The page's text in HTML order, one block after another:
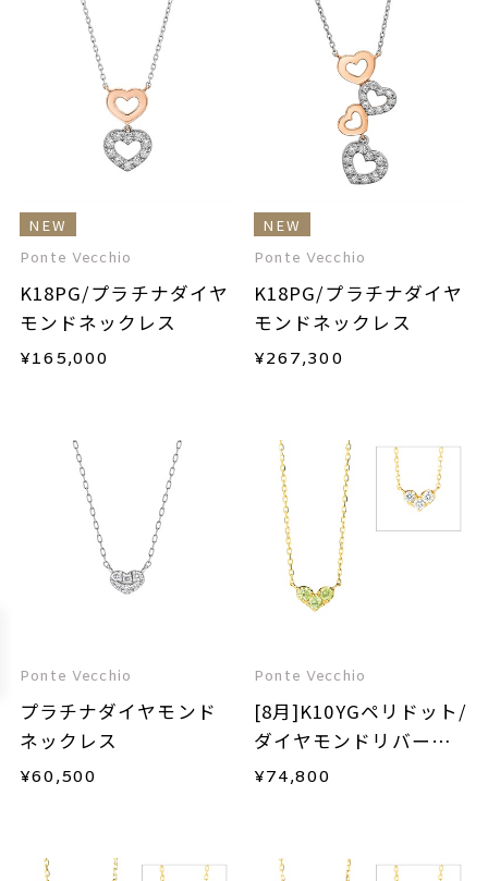
NEW
Ponte Vecchio
K18PG/プラチナダイヤ
モンドネックレス
¥165,000
NEW
Ponte Vecchio
K18PG/プラチナダイヤ
モンドネックレス
¥267,300
Ponte Vecchio
プラチナダイヤモンド
ネックレス
¥60,500
Ponte Vecchio
[8月]K10YGペリドット/
ダイヤモンドリバーシ
ブルネックレス
¥74,800